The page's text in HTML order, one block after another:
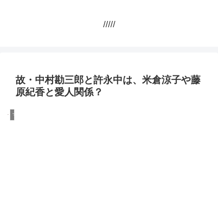
/////
故・中村勘三郎と許永中は、米倉涼子や藤
原紀香と愛人関係？
マスコミ